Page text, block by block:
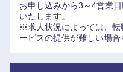
光海底ケーブルも世界ト
周分の長さに相当するケー
（I&D）を経営戦略の中核
お申し込みから3～4営業
いたします。
※求人状況によっては、転
ービスの提供が難しい場合